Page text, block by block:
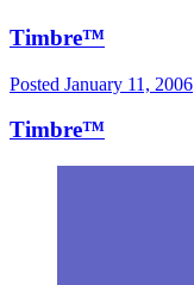
Timbre™
Posted January 11, 2006
Timbre™